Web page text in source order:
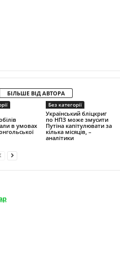
БІЛЬШЕ ВІД АВТОРА
в умовах
Без категорії
Український бліцкриг
по НПЗ може змусити
Путіна капітулювати за
кілька місяців, –
аналітики